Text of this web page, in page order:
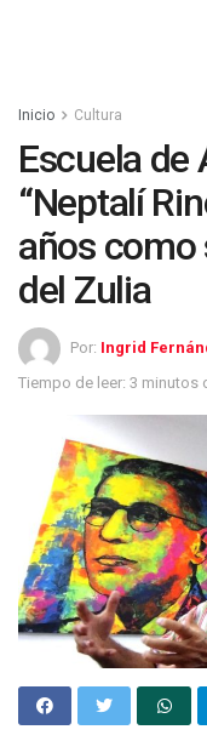
Inicio Cultura
Escuela de
“Neptalí
años
del Zulia
Por: Ingrid
Tiempo de leer: 3 minutos